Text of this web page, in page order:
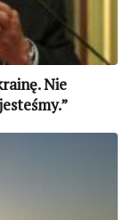
Nie